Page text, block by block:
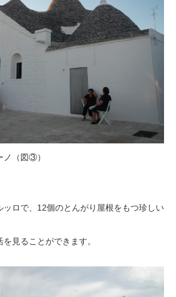
ノ（図③）
ッロで、12個のとんがり屋根をもつ珍しい
見ることができます。